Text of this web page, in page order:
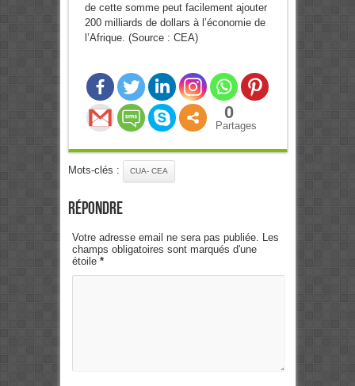
de cette somme peut facilement ajouter
200 milliards de dollars à l’économie de
l’Afrique. (Source : CEA)
0
Partages
Mots-clés : CUA- CEA
Répondre
Votre adresse email ne sera pas publiée. Les
champs obligatoires sont marqués d'une
étoile *